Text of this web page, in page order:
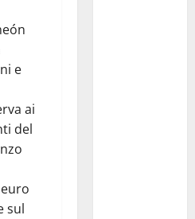
e
ai
del
sul